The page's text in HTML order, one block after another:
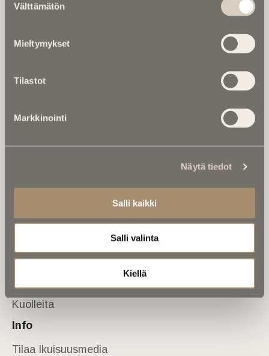
valinta
Välttämätön
Mieltymykset
Tilastot
Markkinointi
Näytä tiedot
Salli kaikki
Salli valinta
Kiellä
Ikuisuusmedia
valtakunnallinen mediabrändi. Julkaisemme uusimmat
kuolinuutiset ja kuolintiedot.
Anna palautetta
Muistokirjoituksia
Kuolema koskettaa
Asiantuntijoilta
Kuolleita
Info
Tilaa Ikuisuusmedia